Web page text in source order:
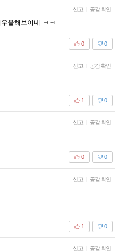
신고 | 공감 확인
울해보이네 ㅋㅋ
0
0
신고 | 공감 확인
0
1
신고 | 공감 확인
0
0
신고 | 공감 확인
0
1
신고 | 공감 확인